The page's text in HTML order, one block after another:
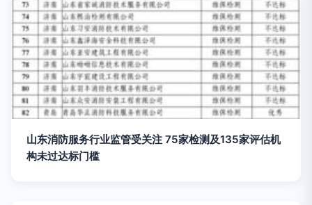
山东消防服务行业监管受关注 75家检测及135家评估机
构未过达标门槛